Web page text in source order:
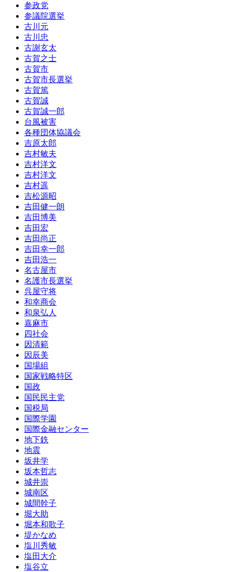
参政党
参議院選挙
古川元
古川忠
古謝玄太
古賀之士
古賀市
古賀市長選挙
古賀篤
古賀誠
古賀誠一郎
台風被害
各種団体協議会
吉原太郎
吉村敏夫
吉村洋文
吉村洋文
吉村遥
吉松源昭
吉田健一朗
吉田博美
吉田宏
吉田尚正
吉田幸一郎
吉田浩一
名古屋市
名護市長選挙
呉屋守将
和幸商会
和泉弘人
嘉麻市
四社会
因清範
因辰美
国場組
国家戦略特区
国政
国民民主党
国税局
国際学園
国際金融センター
地下鉄
地震
坂井学
坂本哲志
城井崇
城南区
城間幹子
堀大助
堀本和歌子
堤かなめ
塩川秀敏
塩田大介
塩谷立